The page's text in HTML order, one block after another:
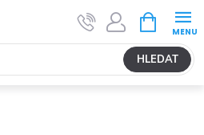
HLEDAT
NÁKUPNÍ
KOŠÍK